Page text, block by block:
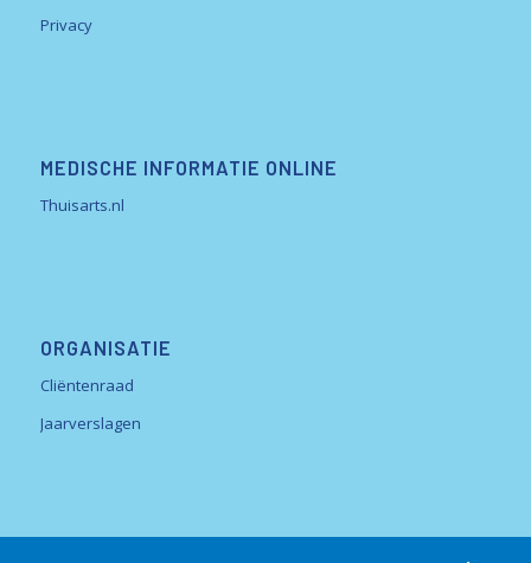
Privacy
MEDISCHE INFORMATIE ONLINE
Thuisarts.nl
ORGANISATIE
Cliëntenraad
Jaarverslagen